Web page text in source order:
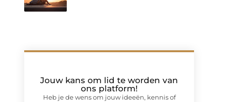
Jouw kans om lid te worden van
ons platform!
Heb je de wens om jouw ideeën, kennis of